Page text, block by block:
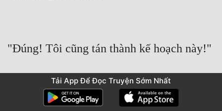
Rất nhanh, người thứ hai, người thứ ba
Tải App Để Đọc Truyện Sớm Nhất